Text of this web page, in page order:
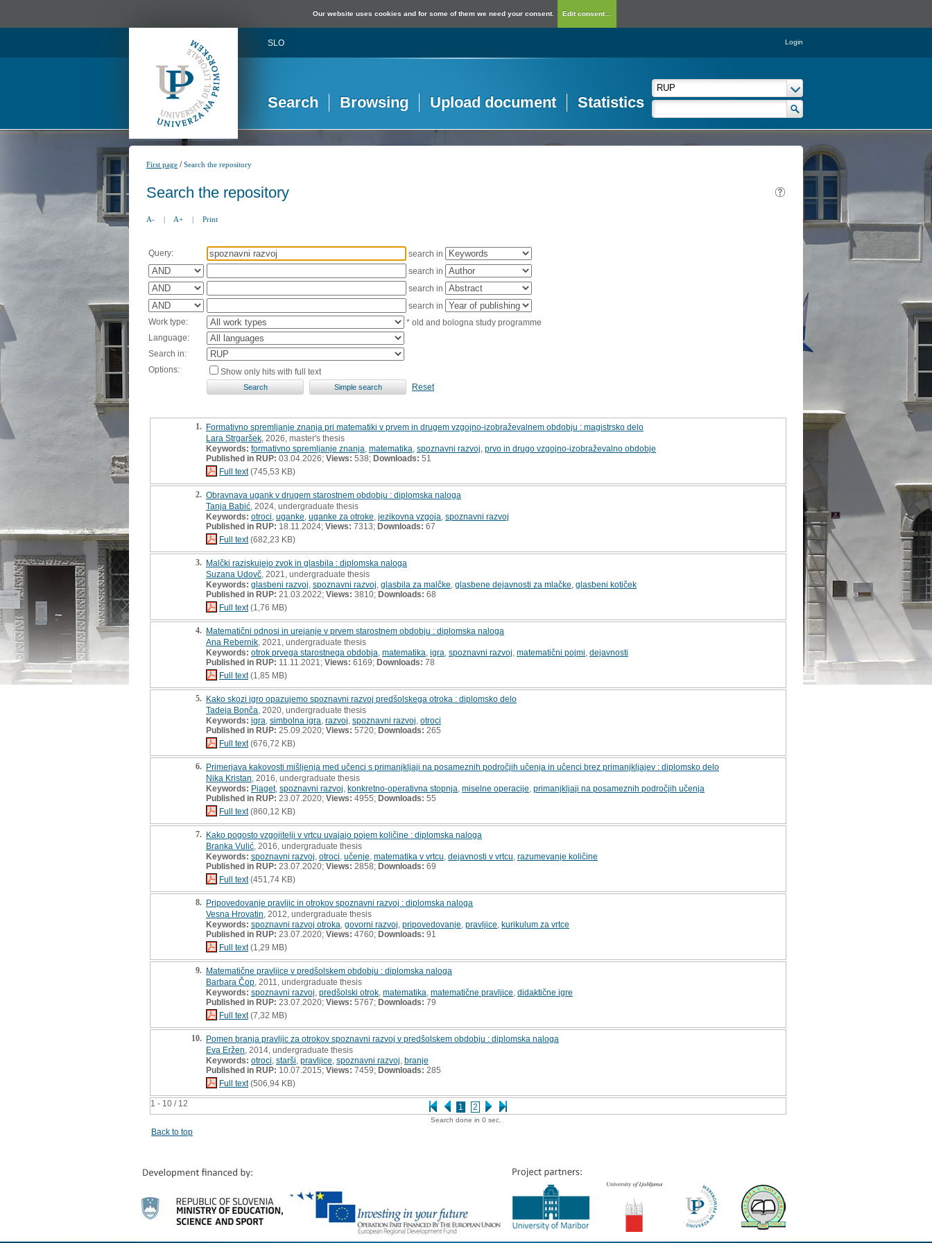
Our website uses cookies and for some of them we need your consent. Edit consent...
SLO Login
Search Browsing Upload document Statistics
First page /Search the repository
Search the repository
A- | A+ | Print
Query:
search in
search in
search in
search in
Work type:
* old and bologna study programme
Language:
Search in:
Options:
Show only hits with full text
Reset
1 - 10 / 12 1 2
1. Formativno spremljanje znanja pri matematiki v prvem in drugem vzgojno-izobraževalnem obdobju : magistrsko delo
Lara Strgaršek , 2026, master's thesis
Keywords: formativno spremljanje znanja matematika spoznavni razvoj prvo in drugo vzgojno-izobraževalno obdobje
Published in RUP: 03.04.2026; Views: 538; Downloads: 51
Full text(745,53 KB)
2. Obravnava ugank v drugem starostnem obdobju : diplomska naloga
Tanja Babić , 2024, undergraduate thesis
Keywords: otroci uganke uganke za otroke jezikovna vzgoja spoznavni razvoj
Published in RUP: 18.11.2024; Views: 7313; Downloads: 67
Full text(682,23 KB)
3. Malčki raziskujejo zvok in glasbila : diplomska naloga
Suzana Udovč , 2021, undergraduate thesis
Keywords: glasbeni razvoj spoznavni razvoj glasbila za malčke glasbene dejavnosti za mlačke glasbeni kotiček
Published in RUP: 21.03.2022; Views: 3810; Downloads: 68
Full text(1,76 MB)
4. Matematični odnosi in urejanje v prvem starostnem obdobju : diplomska naloga
Ana Rebernik , 2021, undergraduate thesis
Keywords: otrok prvega starostnega obdobja matematika igra spoznavni razvoj matematični pojmi dejavnosti
Published in RUP: 11.11.2021; Views: 6169; Downloads: 78
Full text(1,85 MB)
5. Kako skozi igro opazujemo spoznavni razvoj predšolskega otroka : diplomsko delo
Tadeja Bonča , 2020, undergraduate thesis
Keywords: igra simbolna igra razvoj spoznavni razvoj otroci
Published in RUP: 25.09.2020; Views: 5720; Downloads: 265
Full text(676,72 KB)
6. Primerjava kakovosti mišljenja med učenci s primanjkljaji na posameznih področjih učenja in učenci brez primanjkljajev : diplomsko delo
Nika Kristan , 2016, undergraduate thesis
Keywords: Piaget, spoznavni razvoj konkretno-operativna stopnja miselne operacije primanjkljaji na posameznih področjih učenja
Published in RUP: 23.07.2020; Views: 4955; Downloads: 55
Full text(860,12 KB)
7. Kako pogosto vzgojitelji v vrtcu uvajajo pojem količine : diplomska naloga
Branka Vulić , 2016, undergraduate thesis
Keywords: spoznavni razvoj otroci učenje matematika v vrtcu dejavnosti v vrtcu razumevanje količine
Published in RUP: 23.07.2020; Views: 2858; Downloads: 69
Full text(451,74 KB)
8. Pripovedovanje pravljic in otrokov spoznavni razvoj : diplomska naloga
Vesna Hrovatin , 2012, undergraduate thesis
Keywords: spoznavni razvoj otroka govorni razvoj pripovedovanje pravljice kurikulum za vrtce
Published in RUP: 23.07.2020; Views: 4760; Downloads: 91
Full text(1,29 MB)
9. Matematične pravljice v predšolskem obdobju : diplomska naloga
Barbara Čop , 2011, undergraduate thesis
Keywords: spoznavni razvoj predšolski otrok matematika matematične pravljice didaktične igre
Published in RUP: 23.07.2020; Views: 5767; Downloads: 79
Full text(7,32 MB)
10. Pomen branja pravljic za otrokov spoznavni razvoj v predšolskem obdobju : diplomska naloga
Eva Eržen , 2014, undergraduate thesis
Keywords: otroci starši pravljice spoznavni razvoj branje
Published in RUP: 10.07.2015; Views: 7459; Downloads: 285
Full text(506,94 KB)
Search done in 0 sec.
Back to top